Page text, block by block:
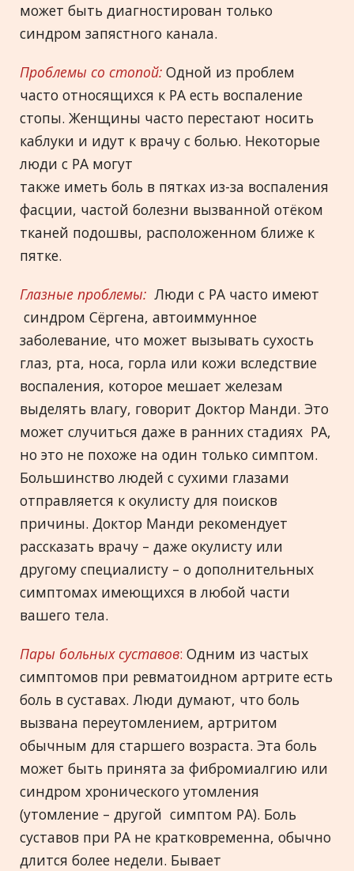
может быть диагностирован только
синдром запястного канала.
Проблемы со стопой: Одной из проблем
часто относящихся к РА есть воспаление
стопы. Женщины часто перестают носить
каблуки и идут к врачу с болью. Некоторые
люди с РА могут
также иметь боль в пятках из-за воспаления
фасции, частой болезни вызванной отёком
тканей подошвы, расположенном ближе к
пятке.
Глазные проблемы: Люди с РА часто имеют
синдром Сёргена, автоиммунное
заболевание, что может вызывать сухость
глаз, рта, носа, горла или кожи вследствие
воспаления, которое мешает железам
выделять влагу, говорит Доктор Манди. Это
может случиться даже в ранних стадиях РА,
но это не похоже на один только симптом.
Большинство людей с сухими глазами
отправляется к окулисту для поисков
причины. Доктор Манди рекомендует
рассказать врачу – даже окулисту или
другому специалисту – о дополнительных
симптомах имеющихся в любой части
вашего тела.
Пары больных суставов: Одним из частых
симптомов при ревматоидном артрите есть
боль в суставах. Люди думают, что боль
вызвана переутомлением, артритом
обычным для старшего возраста. Эта боль
может быть принята за фибромиалгию или
синдром хронического утомления
(утомление – другой симптом РА). Боль
суставов при РА не кратковременна, обычно
длится более недели. Бывает